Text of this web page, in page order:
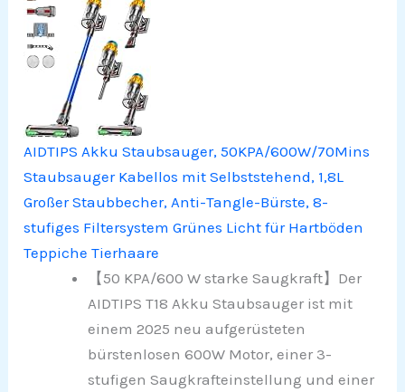
AIDTIPS Akku Staubsauger, 50KPA/600W/70Mins
Staubsauger Kabellos mit Selbststehend, 1,8L
Großer Staubbecher, Anti-Tangle-Bürste, 8-
stufiges Filtersystem Grünes Licht für Hartböden
Teppiche Tierhaare
【50 KPA/600 W starke Saugkraft】Der
AIDTIPS T18 Akku Staubsauger ist mit
einem 2025 neu aufgerüsteten
bürstenlosen 600W Motor, einer 3-
stufigen Saugkrafteinstellung und einer